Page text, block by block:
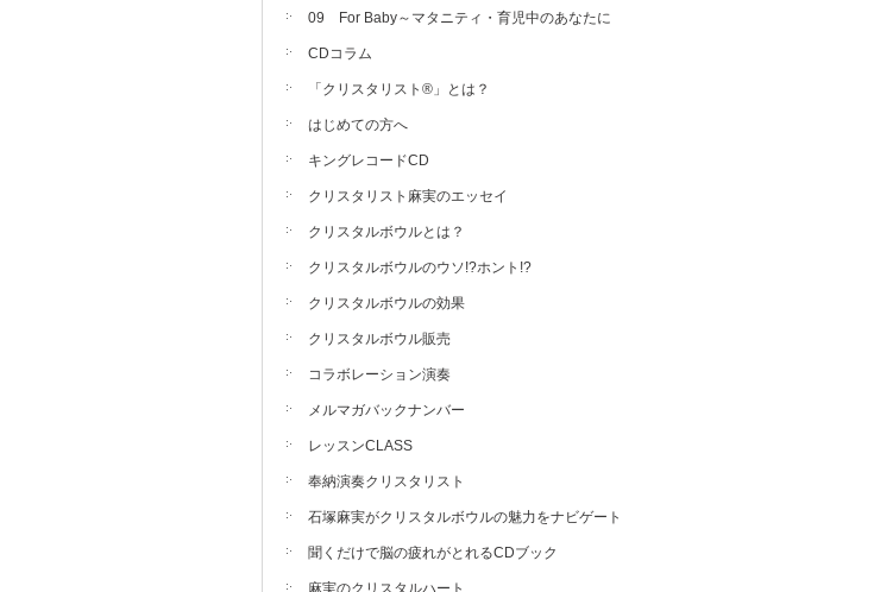
09 For Baby～マタニティ・育児中のあなたに
CDコラム
「クリスタリスト®」とは？
はじめての方へ
キングレコードCD
クリスタリスト麻実のエッセイ
クリスタルボウルとは？
クリスタルボウルのウソ!?ホント!?
クリスタルボウルの効果
クリスタルボウル販売
コラボレーション演奏
メルマガバックナンバー
レッスンCLASS
奉納演奏クリスタリスト
石塚麻実がクリスタルボウルの魅力をナビゲート
聞くだけで脳の疲れがとれるCDブック
麻実のクリスタルハート